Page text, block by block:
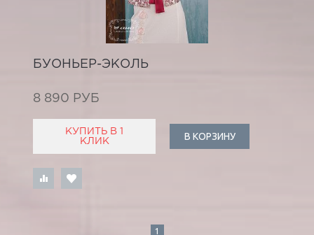
БУОНЬЕР-ЭКОЛЬ
8 890 РУБ
КУПИТЬ В 1
КЛИК
В КОРЗИНУ
1